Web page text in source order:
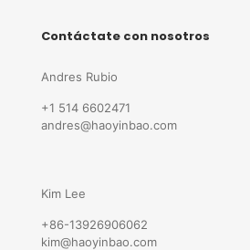
Contáctate con nosotros
Andres Rubio
+1 514 6602471
andres@haoyinbao.com
Kim Lee
+86-13926906062
kim@haoyinbao.com